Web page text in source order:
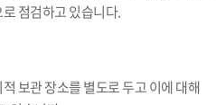
점검하고 있습니다.
보관 장소를 별도로 두고 이에 대해